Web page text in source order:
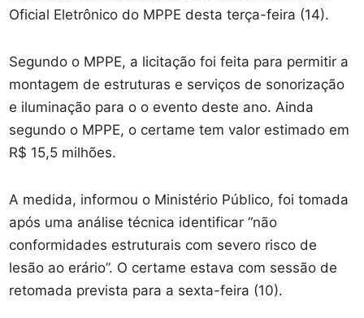
Oficial Eletrônico do MPPE desta terça-feira (14).
Segundo o MPPE, a licitação foi feita para permitir a
montagem de estruturas e serviços de sonorização
e iluminação para o o evento deste ano. Ainda
segundo o MPPE, o certame tem valor estimado em
R$ 15,5 milhões.
A medida, informou o Ministério Público, foi tomada
após uma análise técnica identificar “não
conformidades estruturais com severo risco de
lesão ao erário”. O certame estava com sessão de
retomada prevista para a sexta-feira (10).